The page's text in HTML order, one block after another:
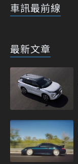
車訊最前線
最新文章